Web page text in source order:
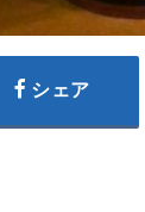
シェア